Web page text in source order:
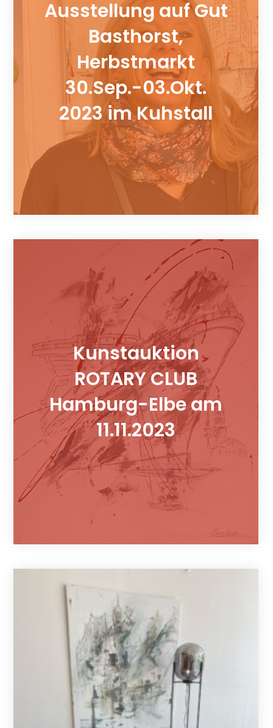
Ausstellung auf Gut
Basthorst,
Herbstmarkt
30.Sep.-03.Okt.
2023 im Kuhstall
Kunstauktion
ROTARY CLUB
Hamburg-Elbe am
11.11.2023